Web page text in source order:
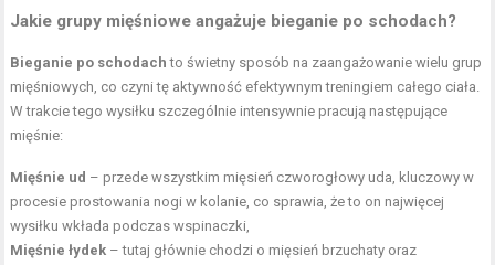
Jakie grupy mięśniowe angażuje bieganie po schodach?
Bieganie po schodach to świetny sposób na zaangażowanie wielu grup
mięśniowych, co czyni tę aktywność efektywnym treningiem całego ciała.
W trakcie tego wysiłku szczególnie intensywnie pracują następujące
mięśnie:
Mięśnie ud – przede wszystkim mięsień czworogłowy uda, kluczowy w
procesie prostowania nogi w kolanie, co sprawia, że to on najwięcej
wysiłku wkłada podczas wspinaczki,
Mięśnie łydek – tutaj głównie chodzi o mięsień brzuchaty oraz